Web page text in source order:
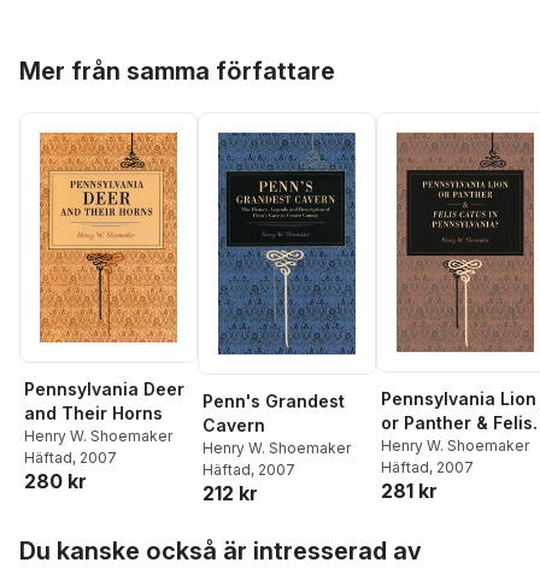
Mer från samma författare
Pennsylvania Deer
and Their Horns
Henry W. Shoemaker
Häftad, 2007
280 kr
Penn's Grandest
Cavern
Henry W. Shoemaker
Häftad, 2007
212 kr
Pennsylvania Lion
or Panther & Felis
Catus in
Pennsylvania?
Henry W. Shoemaker
Häftad, 2007
281 kr
Du kanske också är intresserad av